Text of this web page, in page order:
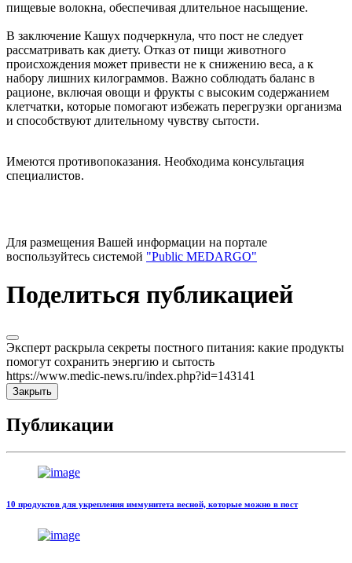
пищевые волокна, обеспечивая длительное насыщение.
В заключение Кашух подчеркнула, что пост не следует
рассматривать как диету. Отказ от пищи животного
происхождения может привести не к снижению веса, а к
набору лишних килограммов. Важно соблюдать баланс в
рационе, включая овощи и фрукты с высоким содержанием
клетчатки, которые помогают избежать перегрузки организма
и способствуют длительному чувству сытости.
Имеются противопоказания. Необходима консультация
специалистов.
Для размещения Вашей информации на портале
воспользуйтесь системой "Public MEDARGO"
Поделиться публикацией
Эксперт раскрыла секреты постного питания: какие продукты
помогут сохранить энергию и сытость
https://www.medic-news.ru/index.php?id=143141
Закрыть
Публикации
10 продуктов для укрепления иммунитета весной, которые можно в пост